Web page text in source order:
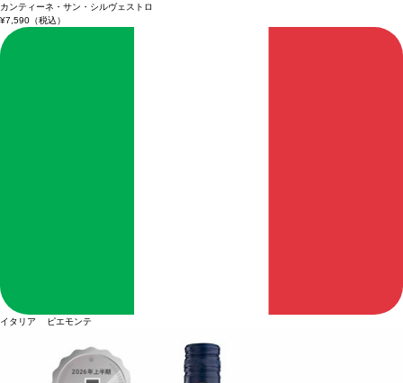
カンティーネ・サン・シルヴェストロ
¥7,590（税込）
イタリア ピエモンテ